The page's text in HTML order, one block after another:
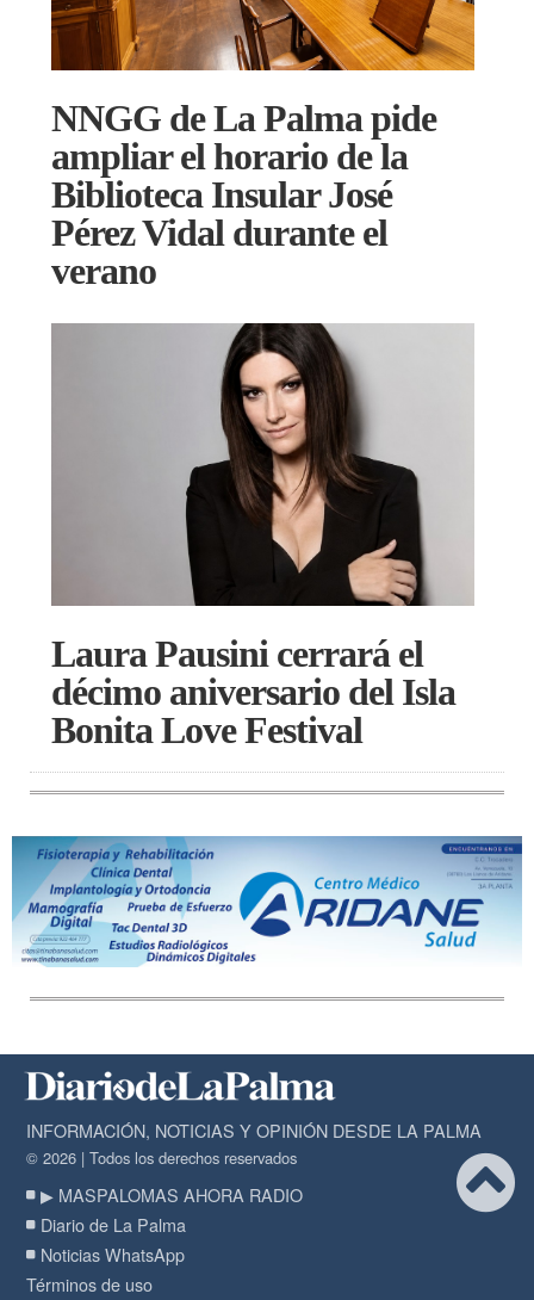
NNGG de La Palma pide
ampliar el horario de la
Biblioteca Insular José
Pérez Vidal durante el
verano
Laura Pausini cerrará el
décimo aniversario del Isla
Bonita Love Festival
INFORMACIÓN, NOTICIAS Y OPINIÓN DESDE LA PALMA
© 2026 | Todos los derechos reservados
▶ MASPALOMAS AHORA RADIO
Diario de La Palma
Noticias WhatsApp
Términos de uso